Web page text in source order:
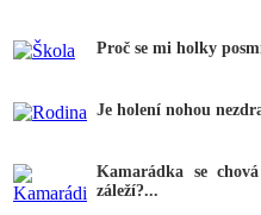
Proč se mi holky
Je holení nohou
Kamarádka se
záleží?...